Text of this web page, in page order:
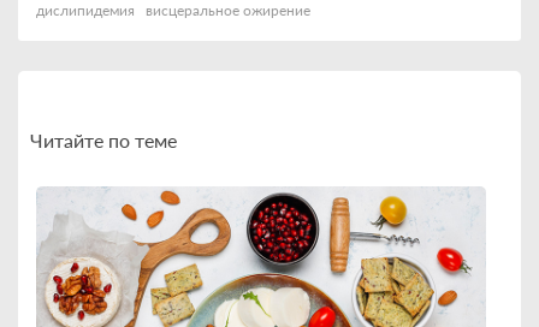
дислипидемия
висцеральное ожирение
Читайте по теме